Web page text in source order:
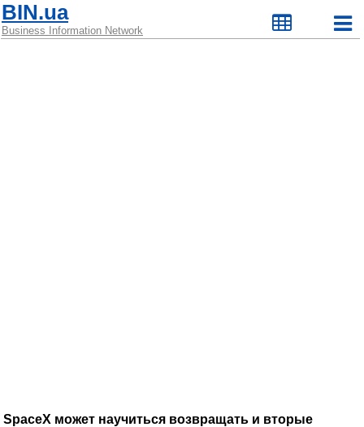
BIN.ua
Business Information Network
SpaceX может научиться возвращать и вторые